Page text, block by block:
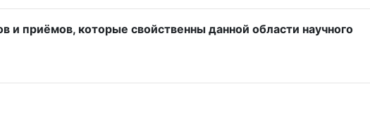
и приёмов, которые свойственны данной области научного